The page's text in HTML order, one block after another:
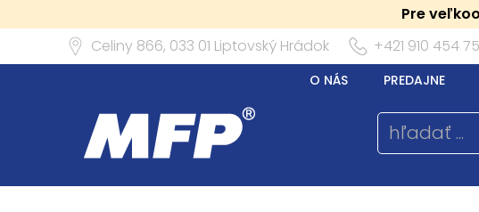
Pre
Celiny 866, 033 01 Liptovský Hrádok +421 910 454
O NÁS PREDAJNE